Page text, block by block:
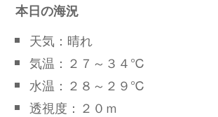
本日の海況
天気：晴れ
気温：２７～３４℃
水温：２８～２９℃
透視度：２０ｍ